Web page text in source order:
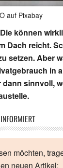
auf Pixabay
können
Dach reicht.
setzen. Aber
in
sinnvoll,
möchten,
neuen Artikel: